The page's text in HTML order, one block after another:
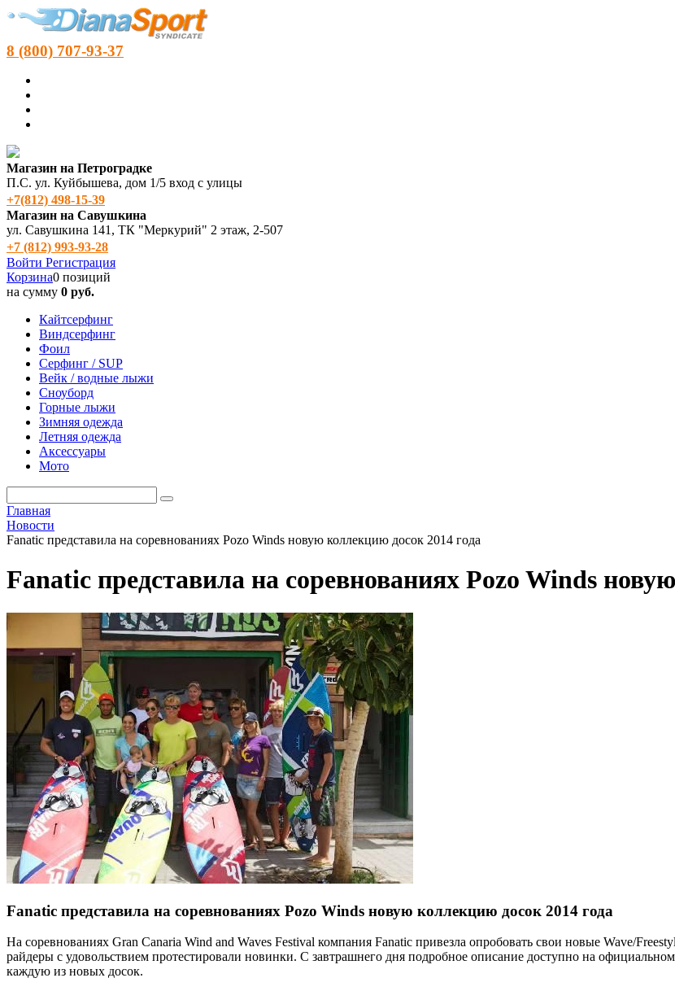
8 (800) 707-93-37
Магазин на Петроградке
П.С. ул. Куйбышева, дом 1/5 вход с улицы
+7(812) 498‑15-39
Магазин на Савушкина
ул. Савушкина 141, ТК "Меркурий" 2 этаж, 2-507
+7 (812) 993-93-28
Войти Регистрация
Корзина0 позиций
на сумму 0 руб.
Кайтсерфинг
Виндсерфинг
Фоил
Серфинг / SUP
Вейк / водные лыжи
Сноуборд
Горные лыжи
Зимняя одежда
Летняя одежда
Аксессуары
Мото
Главная
Новости
Fanatic представила на соревнованиях Pozo Winds новую коллекцию досок 2014 года
Fanatic представила на соревнованиях Pozo Winds
Fanatic представила на соревнованиях Pozo Winds новую коллекцию досок 2014 года
На соревнованиях Gran Canaria Wind and Waves Festival компания Fanatic привезла опробовать свои новые Wave/
райдеры с удовольствием протестировали новинки. С завтрашнего дня подробное описание доступно на
каждую из новых досок.